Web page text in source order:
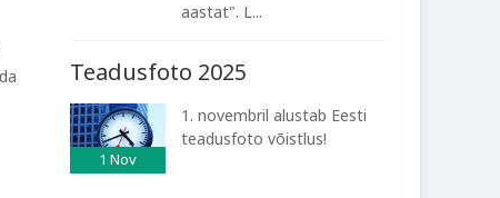
aastat". L...
Teadusfoto 2025
1 Nov
1. novembril alustab Eesti
teadusfoto võistlus!